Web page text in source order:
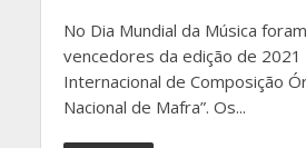
No Dia Mundial da Música
vencedores da edição de 2021
Internacional de Composição
Nacional de Mafra”. Os...